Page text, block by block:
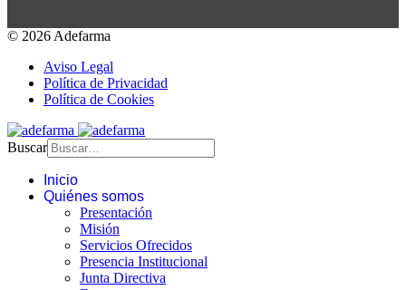
© 2026 Adefarma
Aviso Legal
Política de Privacidad
Política de Cookies
Buscar
Inicio
Quiénes somos
Presentación
Misión
Servicios Ofrecidos
Presencia Institucional
Junta Directiva